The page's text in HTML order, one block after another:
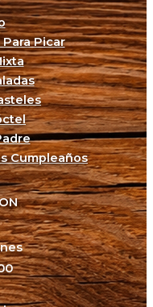
Picar
Cumpleaños